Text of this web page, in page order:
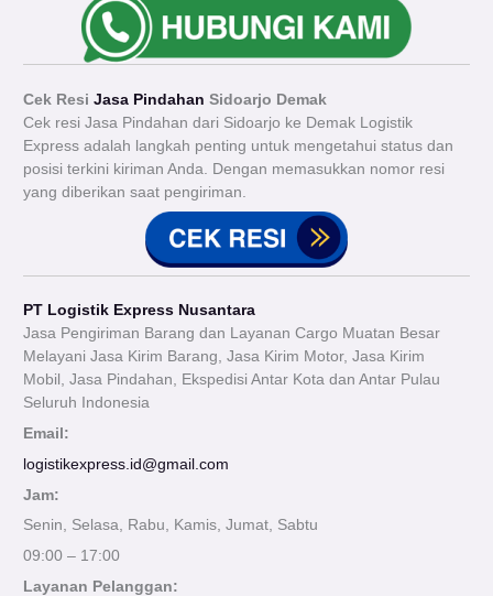
Cek ResiJasa Pindahan Sidoarjo Demak
Cek resi Jasa Pindahan dari Sidoarjo ke Demak Logistik
Express adalah langkah penting untuk mengetahui status dan
posisi terkini kiriman Anda. Dengan memasukkan nomor resi
yang diberikan saat pengiriman.
PT Logistik Express Nusantara
Jasa Pengiriman Barang dan Layanan Cargo Muatan Besar
Melayani Jasa Kirim Barang, Jasa Kirim Motor, Jasa Kirim
Mobil, Jasa Pindahan, Ekspedisi Antar Kota dan Antar Pulau
Seluruh Indonesia
Email:
logistikexpress.id@gmail.com
Jam:
Senin, Selasa, Rabu, Kamis, Jumat, Sabtu
09:00 – 17:00
Layanan Pelanggan: